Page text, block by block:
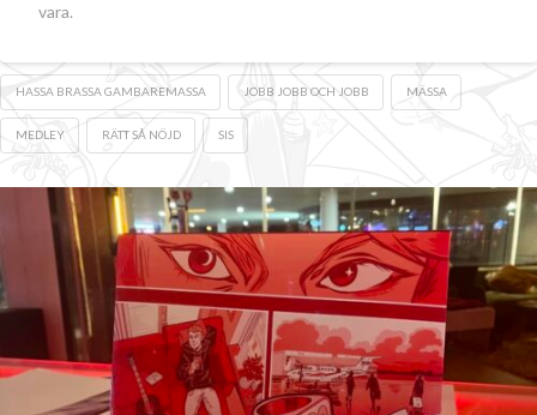
vara.
HASSA BRASSA GAMBAREMASSA JOBB JOBB OCH JOBB MÄSSA
MEDLEY RÄTT SÅ NÖJD SIS